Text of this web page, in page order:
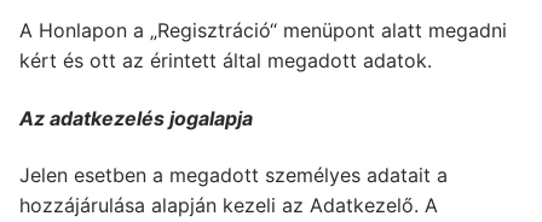
A Honlapon a „Regisztráció“ menüpont alatt megadni
kért és ott az érintett által megadott adatok.
Az adatkezelés jogalapja
Jelen esetben a megadott személyes adatait a
hozzájárulása alapján kezeli az Adatkezelő. A